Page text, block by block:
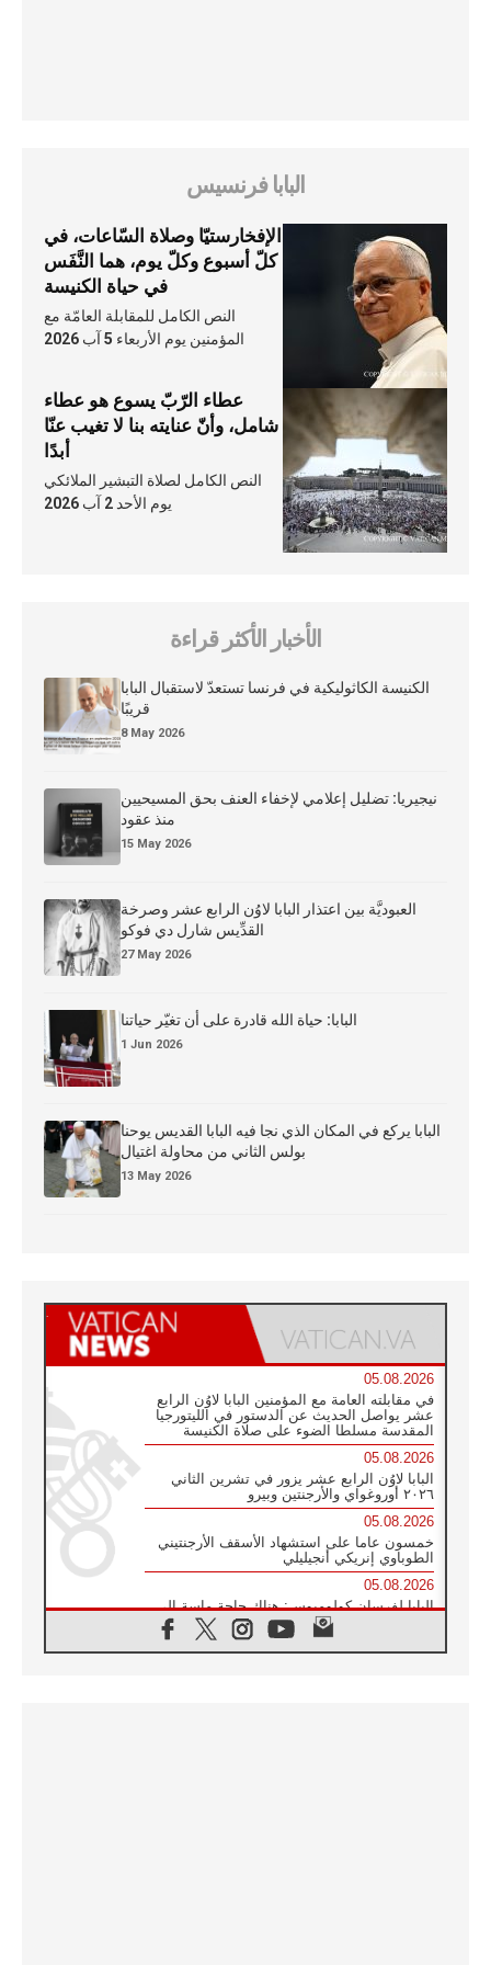
البابا فرنسيس
الإفخارستيّا وصلاة السّاعات، في
كلّ أسبوع وكلّ يوم، هما النَّفَس
في حياة الكنيسة
النص الكامل للمقابلة العامّة مع
المؤمنين يوم الأربعاء 5 آب 2026
عطاء الرّبّ يسوع هو عطاء
شامل، وأنّ عنايته بنا لا تغيب عنّا
أبدًا
النص الكامل لصلاة التبشير الملائكي
يوم الأحد 2 آب 2026
الأخبار الأكثر قراءة
الكنيسة الكاثوليكية في فرنسا تستعدّ لاستقبال البابا
قريبًا
8 May 2026
نيجيريا: تضليل إعلامي لإخفاء العنف بحق المسيحيين
منذ عقود
15 May 2026
العبوديَّة بين اعتذار البابا لاوُن الرابع عشر وصرخة
القدِّيس شارل دي فوكو
27 May 2026
البابا: حياة الله قادرة على أن تغيّر حياتنا
1 Jun 2026
البابا يركع في المكان الذي نجا فيه البابا القديس يوحنا
بولس الثاني من محاولة اغتيال
13 May 2026
05.08.2026
في مقابلته العامة مع المؤمنين البابا لاوُن الرابع
عشر يواصل الحديث عن الدستور في الليتورجيا
المقدسة مسلطا الضوء على صلاة الكنيسة
05.08.2026
البابا لاوُن الرابع عشر يزور في تشرين الثاني
٢٠٢٦ أوروغواي والأرجنتين وبيرو
05.08.2026
خمسون عاما على استشهاد الأسقف الأرجنتيني
الطوباوي إنريكي أنجيليلي
05.08.2026
البابا لفرسان كولومبوس: هناك حاجة ماسة إلى
أنبياء تناغم يسعون إلى بناء الجسور
04.08.2026